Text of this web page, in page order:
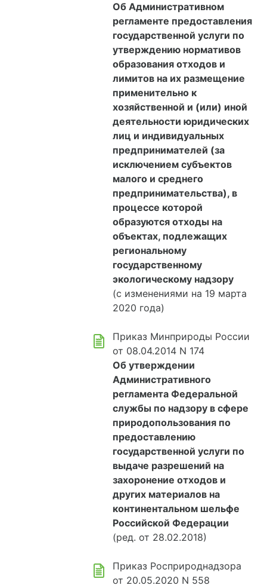
Об Административном
регламенте предоставления
государственной услуги по
утверждению нормативов
образования отходов и
лимитов на их размещение
применительно к
хозяйственной и (или) иной
деятельности юридических
лиц и индивидуальных
предпринимателей (за
исключением субъектов
малого и среднего
предпринимательства), в
процессе которой
образуются отходы на
объектах, подлежащих
региональному
государственному
экологическому надзору
(с изменениями на 19 марта
2020 года)
Приказ Минприроды России
от 08.04.2014 N 174
Об утверждении
Административного
регламента Федеральной
службы по надзору в сфере
природопользования по
предоставлению
государственной услуги по
выдаче разрешений на
захоронение отходов и
других материалов на
континентальном шельфе
Российской Федерации
(ред. от 28.02.2018)
Приказ Росприроднадзора
от 20.05.2020 N 558